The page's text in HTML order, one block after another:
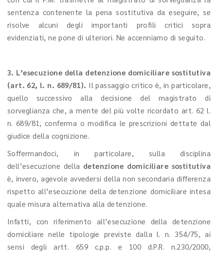
sentenza contenente la pena sostitutiva da eseguire, se
risolve alcuni degli importanti profili critici sopra
evidenziati, ne pone di ulteriori. Ne accenniamo di seguito.
3. L’esecuzione della detenzione domiciliare sostitutiva
(art. 62, l. n. 689/81). Il passaggio critico è, in particolare,
quello successivo alla decisione del magistrato di
sorveglianza che, a mente del più volte ricordato art. 62 l.
n. 689/81, conferma o modifica le prescrizioni dettate dal
giudice della cognizione.
Soffermandoci, in particolare, sulla disciplina
dell’esecuzione della detenzione domiciliare sostitutiva
è, invero, agevole avvedersi della non secondaria differenza
rispetto all’esecuzione della detenzione domiciliare intesa
quale misura alternativa alla detenzione.
Infatti, con riferimento all’esecuzione della detenzione
domiciliare nelle tipologie previste dalla l. n. 354/75, ai
sensi degli artt. 659 c.p.p. e 100 d.P.R. n.230/2000,